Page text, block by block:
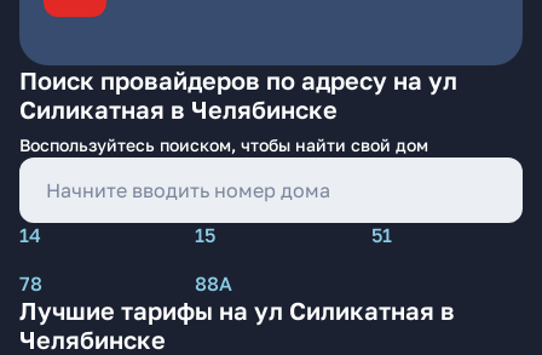
Поиск провайдеров по адресу на ул
Силикатная в Челябинске
Воспользуйтесь поиском, чтобы найти свой дом
14 15
51
78
88А
Лучшие тарифы на ул Силикатная в
Челябинске